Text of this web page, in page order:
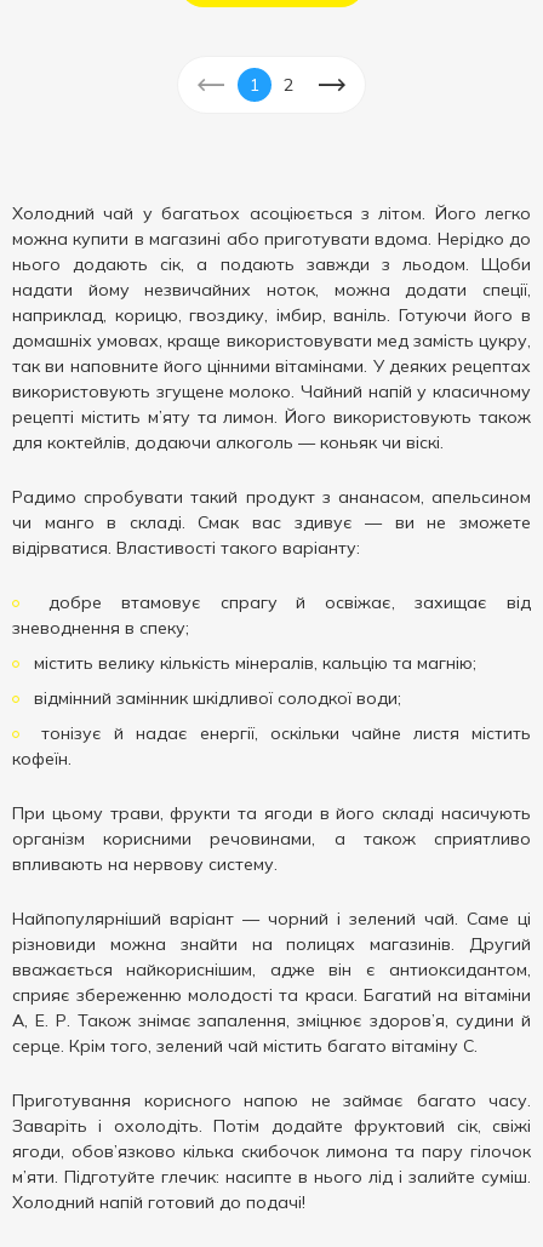
1 2
Холодний чай у багатьох асоціюється з літом. Його легко
можна купити в магазині або приготувати вдома. Нерідко до
нього додають сік, а подають завжди з льодом. Щоби
надати йому незвичайних ноток, можна додати спеції,
наприклад, корицю, гвоздику, імбир, ваніль. Готуючи його в
домашніх умовах, краще використовувати мед замість цукру,
так ви наповните його цінними вітамінами. У деяких рецептах
використовують згущене молоко. Чайний напій у класичному
рецепті містить м’яту та лимон. Його використовують також
для коктейлів, додаючи алкоголь — коньяк чи віскі.
Радимо спробувати такий продукт з ананасом, апельсином
чи манго в складі. Смак вас здивує — ви не зможете
відірватися. Властивості такого варіанту:
добре втамовує спрагу й освіжає, захищає від
зневоднення в спеку;
містить велику кількість мінералів, кальцію та магнію;
відмінний замінник шкідливої солодкої води;
тонізує й надає енергії, оскільки чайне листя містить
кофеїн.
При цьому трави, фрукти та ягоди в його складі насичують
організм корисними речовинами, а також сприятливо
впливають на нервову систему.
Найпопулярніший варіант — чорний і зелений чай. Саме ці
різновиди можна знайти на полицях магазинів. Другий
вважається найкориснішим, адже він є антиоксидантом,
сприяє збереженню молодості та краси. Багатий на вітаміни
А, Е. Р. Також знімає запалення, зміцнює здоров’я, судини й
серце. Крім того, зелений чай містить багато вітаміну С.
Приготування корисного напою не займає багато часу.
Заваріть і охолодіть. Потім додайте фруктовий сік, свіжі
ягоди, обов’язково кілька скибочок лимона та пару гілочок
м’яти. Підготуйте глечик: насипте в нього лід і залийте суміш.
Холодний напій готовий до подачі!